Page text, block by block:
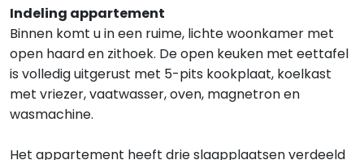
Indeling appartement
Binnen komt u in een ruime, lichte woonkamer met
open haard en zithoek. De open keuken met eettafel
is volledig uitgerust met 5-pits kookplaat, koelkast
met vriezer, vaatwasser, oven, magnetron en
wasmachine.
Het appartement heeft drie slaapplaatsen verdeeld